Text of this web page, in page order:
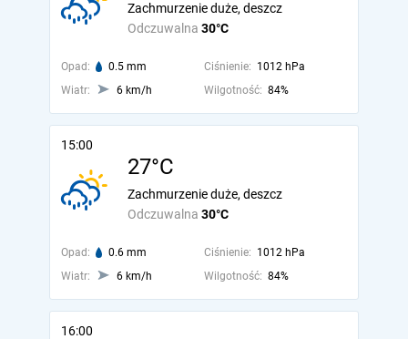
Odczuwalna 30°C
Zachmurzenie duże, deszcz
Opad: 0.5 mm Ciśnienie: 1012 hPa
Wiatr:
6 km/h Wilgotność: 84%
15:00
27°C
Odczuwalna 30°C
Zachmurzenie duże, deszcz
Opad: 0.6 mm Ciśnienie: 1012 hPa
Wiatr:
6 km/h Wilgotność: 84%
16:00